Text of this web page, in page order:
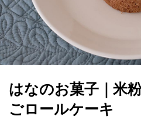
はなのお菓子｜米
ごロールケーキ